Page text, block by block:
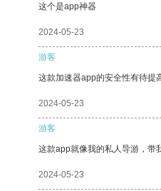
这个是app神器
2024-05-23
游客
这款加速器app的安全性有待提
2024-05-23
游客
这款app就像我的私人导游，带
2024-05-23